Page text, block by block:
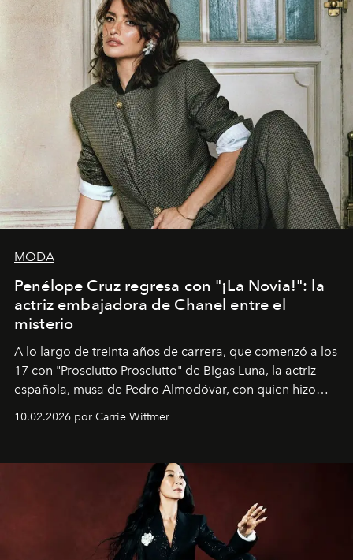
MODA
Penélope Cruz regresa con "¡La Novia!": la
actriz embajadora de Chanel entre el
misterio
A lo largo de treinta años de carrera, que comenzó a los
17 con "Prosciutto Prosciutto" de Bigas Luna, la actriz
española, musa de Pedro Almodóvar, con quien hizo
Barcelona", ha dividido su tiempo entre Europa y
dirigida por Maggie Gyllenhaal.
10.02.2026 por Carrie Wittmer